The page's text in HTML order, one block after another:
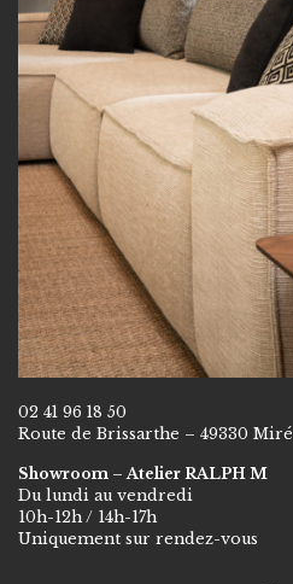
02 41 96 18 50
Route de Brissarthe – 49330 Miré
Showroom – Atelier RALPH M
Du lundi au vendredi
10h-12h / 14h-17h
Uniquement sur rendez-vous